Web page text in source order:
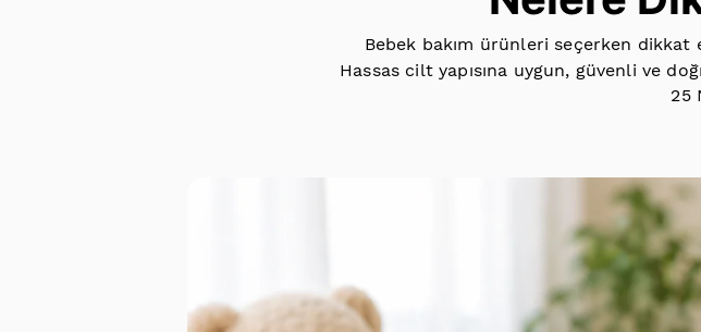
25
Bebek bakım ürünleri seçerken
Hassas cilt yapısına uygun, güvenli ve